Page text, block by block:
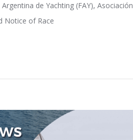
de Yachting (FAY), Asociación
Notice of Race